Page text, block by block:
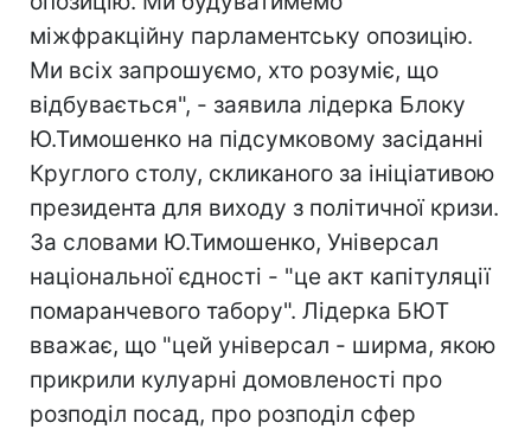
міжфракційну парламентську опозицію.
Ми всіх запрошуємо, хто розуміє, що
відбувається", - заявила лідерка Блоку
Ю.Тимошенко на підсумковому засіданні
Круглого столу, скликаного за ініціативою
президента для виходу з політичної кризи.
За словами Ю.Тимошенко, Універсал
національної єдності - "це акт капітуляції
помаранчевого табору". Лідерка БЮТ
вважає, що "цей універсал - ширма, якою
прикрили кулуарні домовленості про
розподіл посад, про розподіл сфер